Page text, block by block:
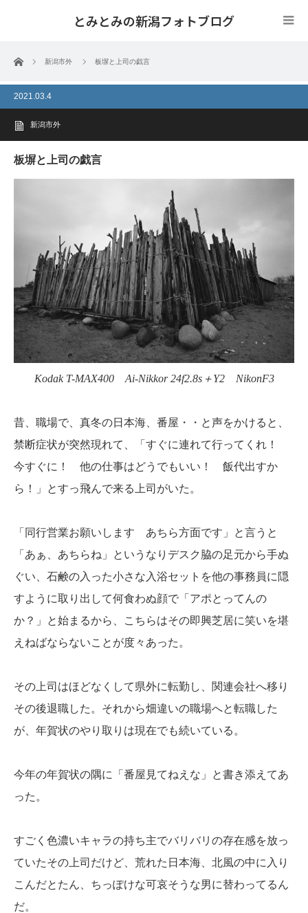
とみとみの新潟フォトブログ
ホーム 新潟市外 板塀と上司の戯言
2021.03.4
新潟市外
板塀と上司の戯言
Kodak T-MAX400 Ai-Nikkor 24f2.8s＋Y2 NikonF3
昔、職場で、真冬の日本海、番屋・・と声をかけると、
禁断症状が突然現れて、「すぐに連れて行ってくれ！
今すぐに！ 他の仕事はどうでもいい！ 飯代出すか
ら！」とすっ飛んで来る上司がいた。
「同行営業お願いします あちら方面です」と言うと
「あぁ、あちらね」というなりデスク脇の足元から手ぬ
ぐい、石鹸の入った小さな入浴セットを他の事務員に隠
すように取り出して何食わぬ顔で「アポとってんの
か？」と始まるから、こちらはその即興芝居に笑いを堪
えねばならないことが度々あった。
その上司はほどなくして県外に転勤し、関連会社へ移り
その後退職した。それから畑違いの職場へと転職した
が、年賀状のやり取りは現在でも続いている。
今年の年賀状の隅に「番屋見てねえな」と書き添えてあ
った。
すごく色濃いキャラの持ち主でバリバリの存在感を放っ
ていたその上司だけど、荒れた日本海、北風の中に入り
こんだとたん、ちっぽけな可哀そうな男に替わってるん
だ。